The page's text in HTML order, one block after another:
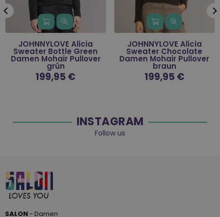
JOHNNYLOVE Alicia
Sweater Bottle Green
Damen Mohair Pullover
grün
Normaler
Preis
199,95 €
JOHNNYLOVE Alicia
Sweater Chocolate
Damen Mohair Pullover
braun
Normaler
Preis
199,95 €
INSTAGRAM
Follow us
SALON- Damen